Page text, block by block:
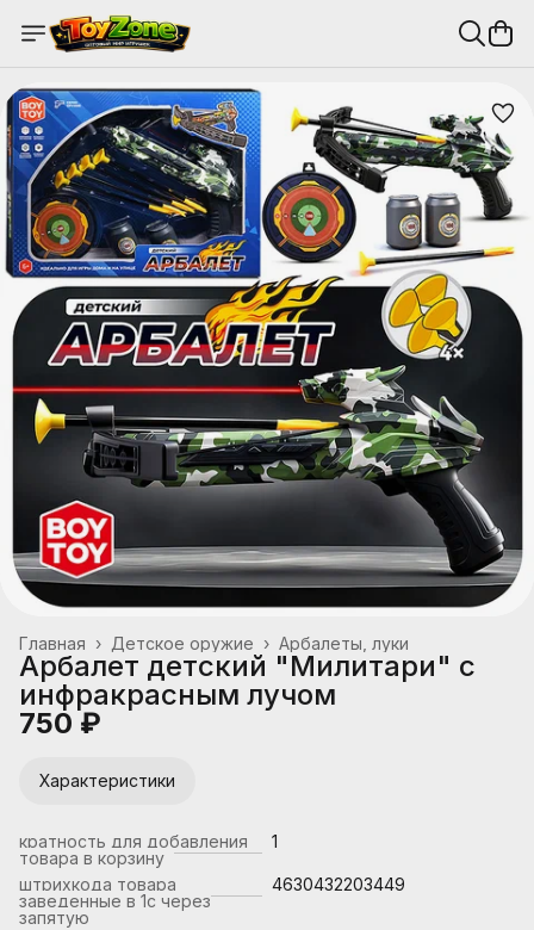
Арбалеты, луки
Детское оружие ›
Главная ›
Арбалет детский "Милитари" с
инфракрасным лучом
750 ₽
Характеристики
кратность для добавления
товара в корзину
1
штрихкода товара
заведенные в 1с через
запятую
4630432203449